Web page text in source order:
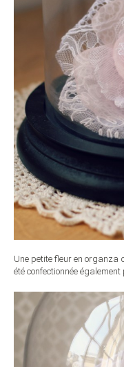
Une petite fleur en organza
été confectionnée